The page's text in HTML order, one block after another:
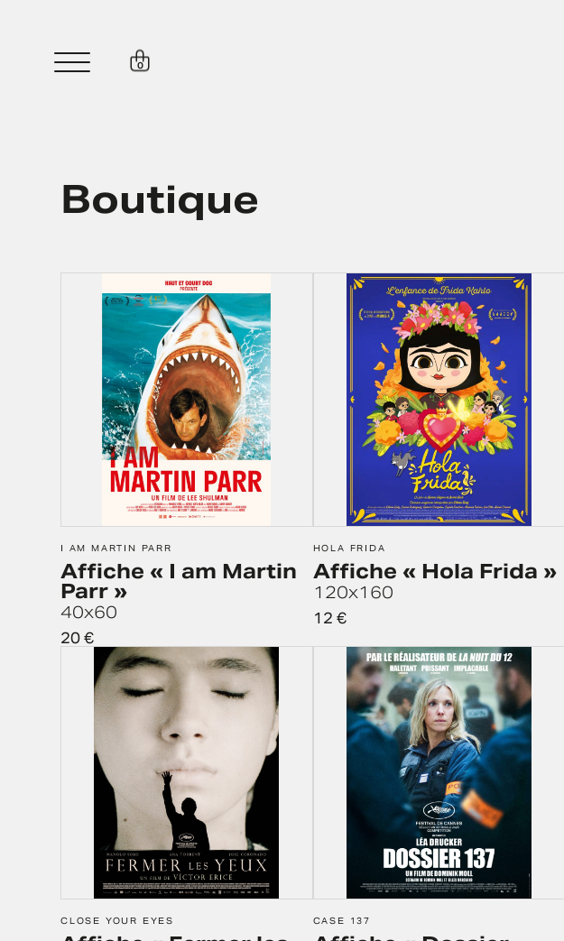
0
Boutique
I AM MARTIN PARR
Affiche « I am Martin
Parr »
40x60
20€
HOLA FRIDA
Affiche « Hola Frida »
120x160
12 €
CLOSE YOUR EYES CASE 137